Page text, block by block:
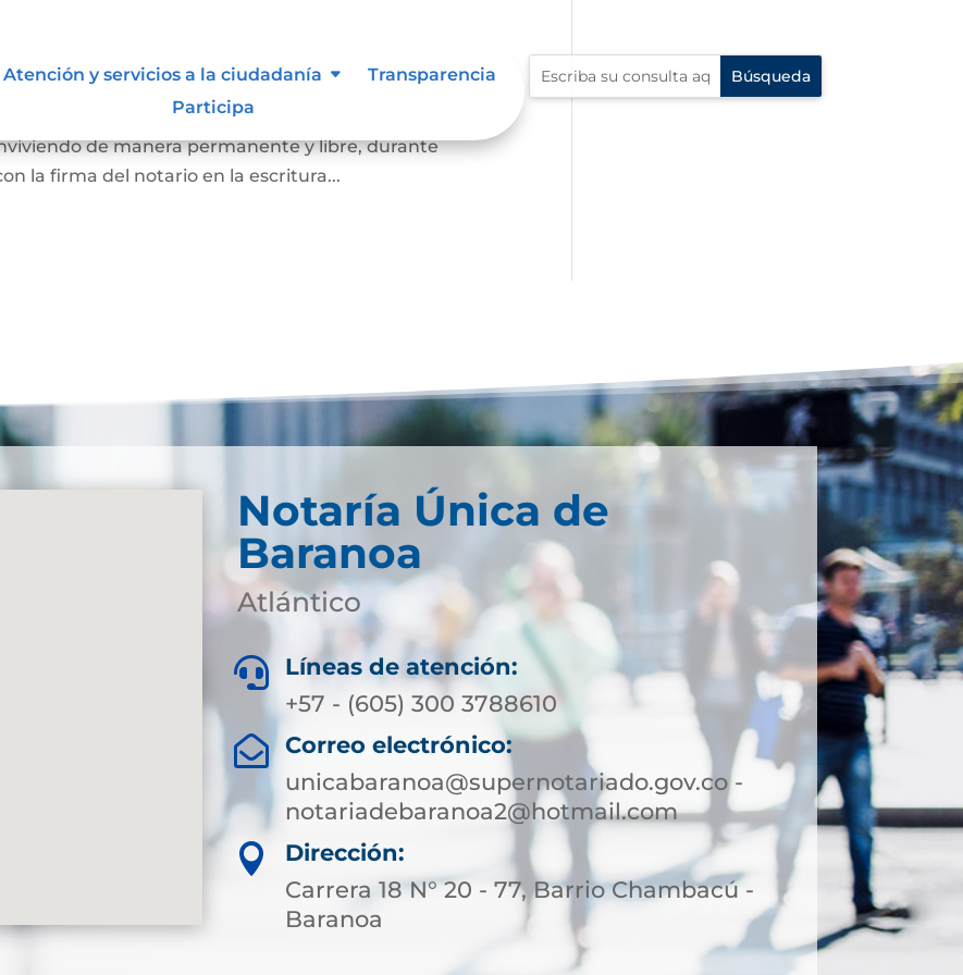
Atención y servicios a la ciudadanía
Transparencia
Participa
de Hecho
la existencia de la unión entre dos personas que, sin
de manera permanente y libre, durante
la firma del notario en la escritura...
Notaría Única de
Baranoa
Atlántico

Líneas de atención:
+57 - (605) 300 3788610

Correo electrónico:
unicabaranoa@supernotariado.gov.co -
notariadebaranoa2@hotmail.com

Dirección:
Carrera 18 N° 20 - 77, Barrio Chambacú -
Baranoa